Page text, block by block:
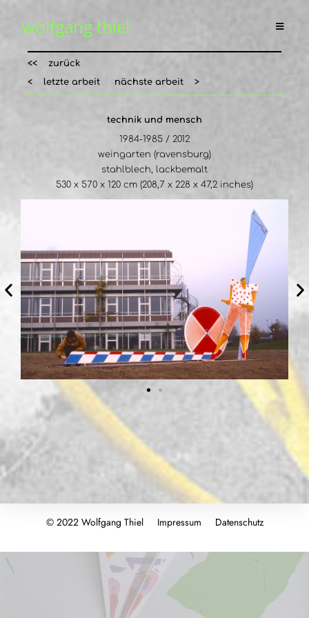
wolfgang thiel
<< zurück
< letzte arbeit
nächste arbeit >
technik und mensch
1984-1985 / 2012
weingarten (ravensburg)
stahlblech, lackbemalt
530 x 570 x 120 cm (208,7 x 228 x 47,2 inches)
© 2022 Wolfgang Thiel Impressum Datenschutz